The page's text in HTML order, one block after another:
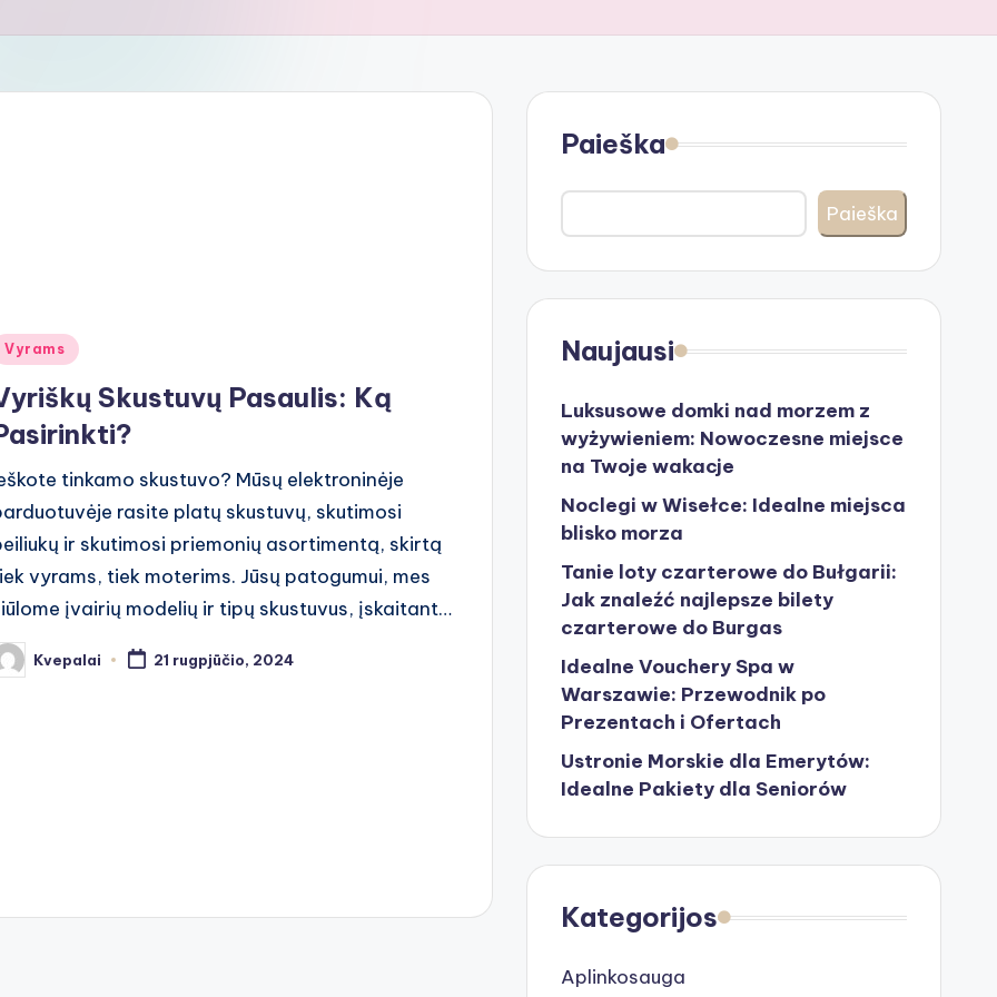
Vyrams
Skustuvų Pasaulis: Ką
tinkamo skustuvo? Mūsų elektroninėje
rasite platų skustuvų, skutimosi
ir skutimosi priemonių asortimentą, skirtą
vyrams, tiek moterims. Jūsų patogumui, mes
įvairių modelių ir tipų skustuvus, įskaitant…
Kvepalai 21 rugpjūčio, 2024
Paieška
Paieška
Naujausi
Luksusowe domki nad morzem z
wyżywieniem: Nowoczesne miejsce
na Twoje wakacje
Noclegi w Wisełce: Idealne miejsca
blisko morza
Tanie loty czarterowe do Bułgarii:
Jak znaleźć najlepsze bilety
czarterowe do Burgas
Idealne Vouchery Spa w
Warszawie: Przewodnik po
Prezentach i Ofertach
Ustronie Morskie dla Emerytów:
Idealne Pakiety dla Seniorów
Kategorijos
Aplinkosauga